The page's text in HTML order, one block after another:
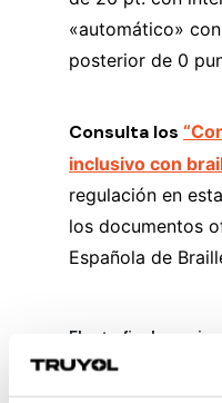
«automático»
posterior de 0
Consulta los
inclusivo con
regulación en
los documentos
Española de
El arte final para
Una vez esté